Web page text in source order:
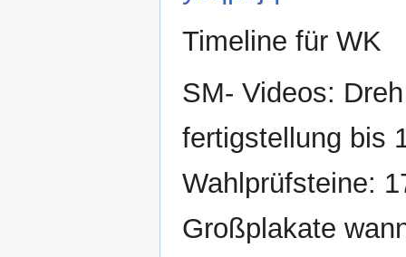
Timeline für WK
SM- Videos:
fertigstellung bis
Wahlprüfsteine:
Großplakate